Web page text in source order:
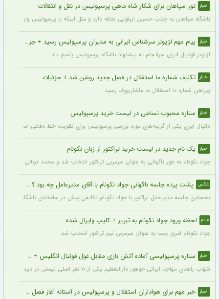
اخبار تور سپاهان برای شکار شاه ماهی پرسپولیس در نقل و انتقالات
باشگاه سپاهان به جذب حسین ابرقویی علاقه دارد و مثل اینکه با پرسپولیس وارد
اخبار پیام مهم لژیونر سرشناس ایرانی به مدیران پرسپولیس رسید + جزئیات
لژیونر فوتبال ایران سرانجام به پیشنهاد باشگاه پرسپولیس پاسخ داد.
اخبار تکلیف شماره ۱۰ استقلال در فصل جدید روشن شد + جزئیات
پیراهن شماره ۱۰ استقلال به ماشاریپوف رسید.
اخبار ستاره محبوب نساجی در لیست خرید پرسپولیس
دانیال ایری یکی از گزینه‌های مورد بررسی پرسپولیس برای تقویت خط دفاعی است؛ با
اخبار یک نام جدید در لیست خرید تراکتور از زبان نکونام
جواد نکونام به طور ناگهانی به عنوان سرمربی تراکتور انتخاب شد و محمد قربانی یکی از
عکس پشت پرده جلسه ناگهانی جواد نکونام با آقای مدیرعامل چه بود ؟ + عکس
نخستین جلسه مدیرعامل تراکتور با جواد نکونام دقایقی پیش در ساختمان باشگاه برگزار
فیلم لحظه ورود جواد نکونام به تبریز + کلیپ وایرال شده
جواد نکونام امروز رسما به عنوان سرمربی تیم تراکتور انتخاب شد.
اخبار ستاره پرسپولیسی آماده آتش بازی مقابل غول فوتبال انگلیس + جزئیات
شهاب زاهدی مهاجم ایرانی جوهور دارالتعظیم یکی از ۱۱ نفر اصلی تیمش در دیدار تدارکاتی برابر چلسی است.
اخبار خبر مهم برای هواداران استقلال و پرسپولیس در آستانه آغاز فصل جدید